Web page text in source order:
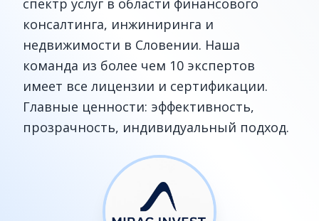
спектр услуг в области финансового
консалтинга, инжиниринга и
недвижимости в Словении. Наша
команда из более чем 10 экспертов
имеет все лицензии и сертификации.
Главные ценности: эффективность,
прозрачность, индивидуальный подход.